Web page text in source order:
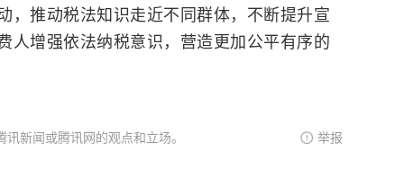
，推动税法知识走近不同群体，不断提升宣
人增强依法纳税意识，营造更加公平有序的
新闻或腾讯网的观点和立场。 举报